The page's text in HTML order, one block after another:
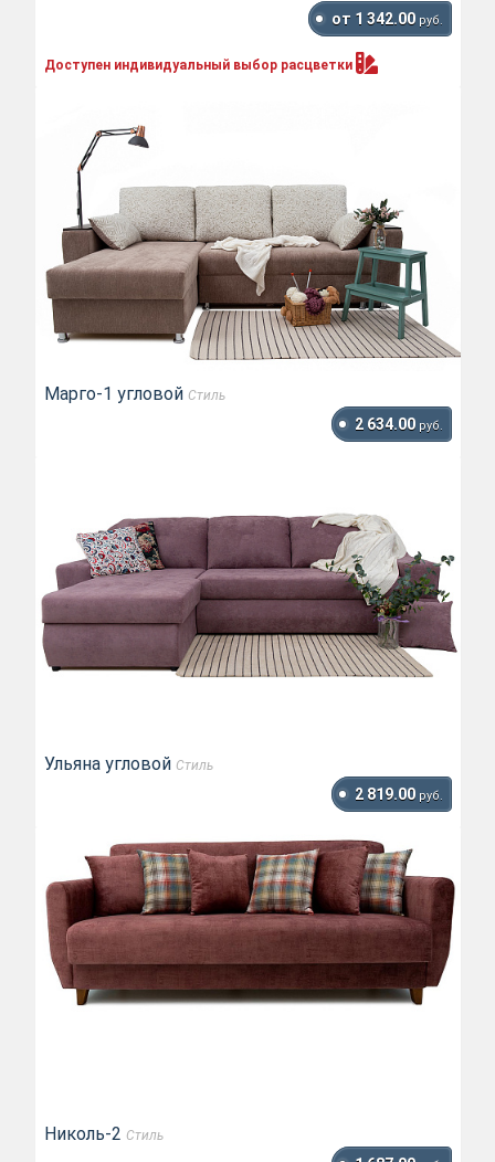
от 1 342.00 руб.
Доступен индивидуальный выбор расцветки
Марго-1 угловой Стиль
2 634.00 руб.
Ульяна угловой Стиль
2 819.00 руб.
Николь-2 Стиль